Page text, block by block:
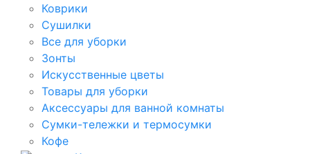
Коврики
Сушилки
Все для уборки
Зонты
Искусственные цветы
Товары для уборки
Аксессуары для ванной комнаты
Сумки-тележки и термосумки
Кофе